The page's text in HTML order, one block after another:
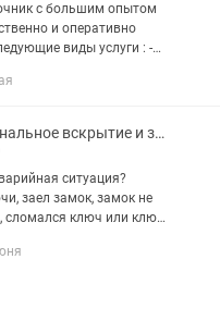
с большим опытом
и оперативно
виды услуги : -
(в случае
Профессиональное вскрытие и замена замков / Есік ашу / Замок ауыстыру
ситуация?
заел замок, замок не
сломался ключ или ключ
мастер замков